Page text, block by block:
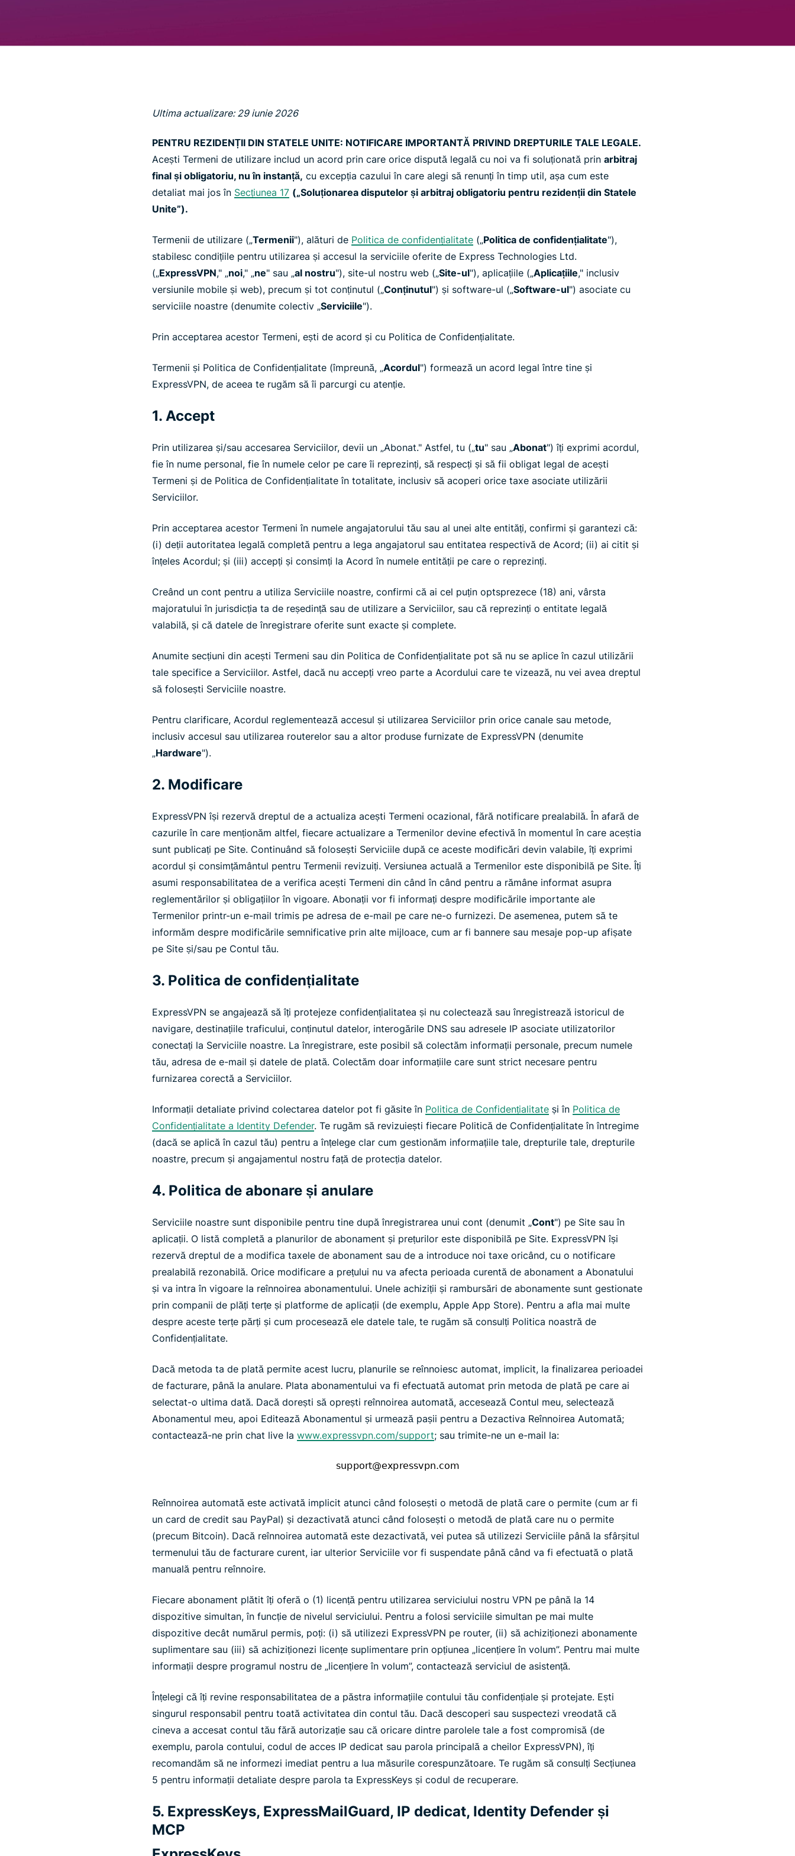
Identity
monitorizare
datelor
Ultima actualizare: 29 iunie 2026
PENTRU REZIDENȚII DIN STATELE UNITE: NOTIFICARE IMPORTANTĂ PRIVIND DREPTURILE TALE LEGALE.
Acești Termeni de utilizare includ un acord prin care orice dispută legală cu noi va fi soluționată prin arbitraj
final și obligatoriu, nu în instanță, cu excepția cazului în care alegi să renunți în timp util, așa cum este
detaliat mai jos în Secțiunea 17 („Soluționarea disputelor și arbitraj obligatoriu pentru rezidenții din Statele
Unite”).
Termenii de utilizare („Termenii"), alături de Politica de confidențialitate („Politica de confidențialitate"),
stabilesc condițiile pentru utilizarea și accesul la serviciile oferite de Express Technologies Ltd.
(„ExpressVPN," „noi," „ne" sau „al nostru"), site-ul nostru web („Site-ul"), aplicațiile („Aplicațiile," inclusiv
versiunile mobile și web), precum și tot conținutul („Conținutul") și software-ul („Software-ul") asociate cu
serviciile noastre (denumite colectiv „Serviciile").
Prin acceptarea acestor Termeni, ești de acord și cu Politica de Confidențialitate.
Termenii și Politica de Confidențialitate (împreună, „Acordul") formează un acord legal între tine și
ExpressVPN, de aceea te rugăm să îi parcurgi cu atenție.
1. Accept
Prin utilizarea și/sau accesarea Serviciilor, devii un „Abonat." Astfel, tu („tu" sau „Abonat") îți exprimi acordul,
fie în nume personal, fie în numele celor pe care îi reprezinți, să respecți și să fii obligat legal de acești
Termeni și de Politica de Confidențialitate în totalitate, inclusiv să acoperi orice taxe asociate utilizării
Serviciilor.
Prin acceptarea acestor Termeni în numele angajatorului tău sau al unei alte entități, confirmi și garantezi că:
(i) deții autoritatea legală completă pentru a lega angajatorul sau entitatea respectivă de Acord; (ii) ai citit și
înțeles Acordul; și (iii) accepți și consimți la Acord în numele entității pe care o reprezinți.
Creând un cont pentru a utiliza Serviciile noastre, confirmi că ai cel puțin optsprezece (18) ani, vârsta
majoratului în jurisdicția ta de reședință sau de utilizare a Serviciilor, sau că reprezinți o entitate legală
valabilă, și că datele de înregistrare oferite sunt exacte și complete.
Anumite secțiuni din acești Termeni sau din Politica de Confidențialitate pot să nu se aplice în cazul utilizării
tale specifice a Serviciilor. Astfel, dacă nu accepți vreo parte a Acordului care te vizează, nu vei avea dreptul
să folosești Serviciile noastre.
Pentru clarificare, Acordul reglementează accesul și utilizarea Serviciilor prin orice canale sau metode,
inclusiv accesul sau utilizarea routerelor sau a altor produse furnizate de ExpressVPN (denumite
„Hardware").
2. Modificare
ExpressVPN își rezervă dreptul de a actualiza acești Termeni ocazional, fără notificare prealabilă. În afară de
cazurile în care menționăm altfel, fiecare actualizare a Termenilor devine efectivă în momentul în care aceștia
sunt publicați pe Site. Continuând să folosești Serviciile după ce aceste modificări devin valabile, îți exprimi
acordul și consimțământul pentru Termenii revizuiți. Versiunea actuală a Termenilor este disponibilă pe Site. Îți
asumi responsabilitatea de a verifica acești Termeni din când în când pentru a rămâne informat asupra
reglementărilor și obligațiilor în vigoare. Abonații vor fi informați despre modificările importante ale
Termenilor printr-un e-mail trimis pe adresa de e-mail pe care ne-o furnizezi. De asemenea, putem să te
informăm despre modificările semnificative prin alte mijloace, cum ar fi bannere sau mesaje pop-up afișate
pe Site și/sau pe Contul tău.
3. Politica de confidențialitate
ExpressVPN se angajează să îți protejeze confidențialitatea și nu colectează sau înregistrează istoricul de
navigare, destinațiile traficului, conținutul datelor, interogările DNS sau adresele IP asociate utilizatorilor
conectați la Serviciile noastre. La înregistrare, este posibil să colectăm informații personale, precum numele
tău, adresa de e-mail și datele de plată. Colectăm doar informațiile care sunt strict necesare pentru
furnizarea corectă a Serviciilor.
Informații detaliate privind colectarea datelor pot fi găsite în Politica de Confidențialitate și în Politica de
Confidențialitate a Identity Defender. Te rugăm să revizuiești fiecare Politică de Confidențialitate în întregime
(dacă se aplică în cazul tău) pentru a înțelege clar cum gestionăm informațiile tale, drepturile tale, drepturile
noastre, precum și angajamentul nostru față de protecția datelor.
4. Politica de abonare și anulare
Serviciile noastre sunt disponibile pentru tine după înregistrarea unui cont (denumit „Cont") pe Site sau în
aplicații. O listă completă a planurilor de abonament și prețurilor este disponibilă pe Site. ExpressVPN își
rezervă dreptul de a modifica taxele de abonament sau de a introduce noi taxe oricând, cu o notificare
prealabilă rezonabilă. Orice modificare a prețului nu va afecta perioada curentă de abonament a Abonatului
și va intra în vigoare la reînnoirea abonamentului. Unele achiziții și rambursări de abonamente sunt gestionate
prin companii de plăți terțe și platforme de aplicații (de exemplu, Apple App Store). Pentru a afla mai multe
despre aceste terțe părți și cum procesează ele datele tale, te rugăm să consulți Politica noastră de
Confidențialitate.
Dacă metoda ta de plată permite acest lucru, planurile se reînnoiesc automat, implicit, la finalizarea perioadei
de facturare, până la anulare. Plata abonamentului va fi efectuată automat prin metoda de plată pe care ai
selectat-o ultima dată. Dacă dorești să oprești reînnoirea automată, accesează Contul meu, selectează
Abonamentul meu, apoi Editează Abonamentul și urmează pașii pentru a Dezactiva Reînnoirea Automată;
contactează-ne prin chat live la www.expressvpn.com/support; sau trimite-ne un e-mail la:
Reînnoirea automată este activată implicit atunci când folosești o metodă de plată care o permite (cum ar fi
un card de credit sau PayPal) și dezactivată atunci când folosești o metodă de plată care nu o permite
(precum Bitcoin). Dacă reînnoirea automată este dezactivată, vei putea să utilizezi Serviciile până la sfârșitul
termenului tău de facturare curent, iar ulterior Serviciile vor fi suspendate până când va fi efectuată o plată
manuală pentru reînnoire.
Fiecare abonament plătit îți oferă o (1) licență pentru utilizarea serviciului nostru VPN pe până la 14
dispozitive simultan, în funcție de nivelul serviciului. Pentru a folosi serviciile simultan pe mai multe
dispozitive decât numărul permis, poți: (i) să utilizezi ExpressVPN pe router, (ii) să achiziționezi abonamente
suplimentare sau (iii) să achiziționezi licențe suplimentare prin opțiunea „licențiere în volum”. Pentru mai multe
informații despre programul nostru de „licențiere în volum”, contactează serviciul de asistență.
Înțelegi că îți revine responsabilitatea de a păstra informațiile contului tău confidențiale și protejate. Ești
singurul responsabil pentru toată activitatea din contul tău. Dacă descoperi sau suspectezi vreodată că
cineva a accesat contul tău fără autorizație sau că oricare dintre parolele tale a fost compromisă (de
exemplu, parola contului, codul de acces IP dedicat sau parola principală a cheilor ExpressVPN), îți
recomandăm să ne informezi imediat pentru a lua măsurile corespunzătoare. Te rugăm să consulți Secțiunea
5 pentru informații detaliate despre parola ta ExpressKeys și codul de recuperare.
5. ExpressKeys, ExpressMailGuard, IP dedicat, Identity Defender și
MCP